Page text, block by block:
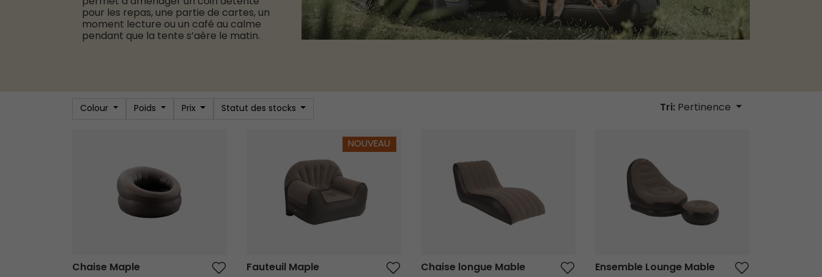
pour les repas, une partie de cartes, un
moment lecture ou un café au calme
pendant que la tente s’aère le matin.
Colour Poids Prix Statut des stocks Tri: Pertinence
Chaise Maple
NOUVEAU
Fauteuil Maple Chaise longue Mable Ensemble Lounge Mable